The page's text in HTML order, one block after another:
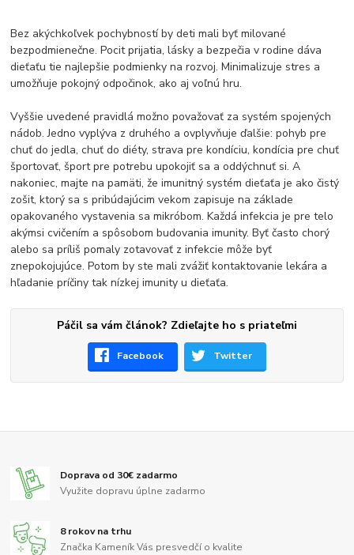
Bez akýchkoľvek pochybností by deti mali byť milované
bezpodmienečne. Pocit prijatia, lásky a bezpečia v rodine dáva
dieťaťu tie najlepšie podmienky na rozvoj. Minimalizuje stres a
umožňuje pokojný odpočinok, ako aj voľnú hru.
Vyššie uvedené pravidlá možno považovať za systém spojených
nádob. Jedno vyplýva z druhého a ovplyvňuje ďalšie: pohyb pre
chuť do jedla, chuť do diéty, strava pre kondíciu, kondícia pre chuť
športovať, šport pre potrebu upokojiť sa a oddýchnuť si. A
nakoniec, majte na pamäti, že imunitný systém dieťaťa je ako čistý
zošit, ktorý sa s pribúdajúcim vekom zapisuje na základe
opakovaného vystavenia sa mikróbom. Každá infekcia je pre telo
akýmsi cvičením a spôsobom budovania imunity. Byť často chorý
alebo sa príliš pomaly zotavovať z infekcie môže byť
znepokojujúce. Potom by ste mali zvážiť kontaktovanie lekára a
hľadanie príčiny tak nízkej imunity u dieťaťa.
Páčil sa vám článok? Zdieľajte ho s priateľmi
Facebook Twitter
Doprava od 30€ zadarmo
Využite dopravu úplne zadarmo
8 rokov na trhu
Značka Kameník Vás presvedčí o kvalite